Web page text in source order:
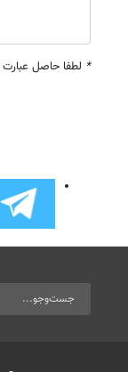
* لطفا حاصل عبارت